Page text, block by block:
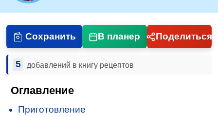
Сохранить В планер Поделиться
5 добавлений в книгу рецептов
Оглавление
Приготовление